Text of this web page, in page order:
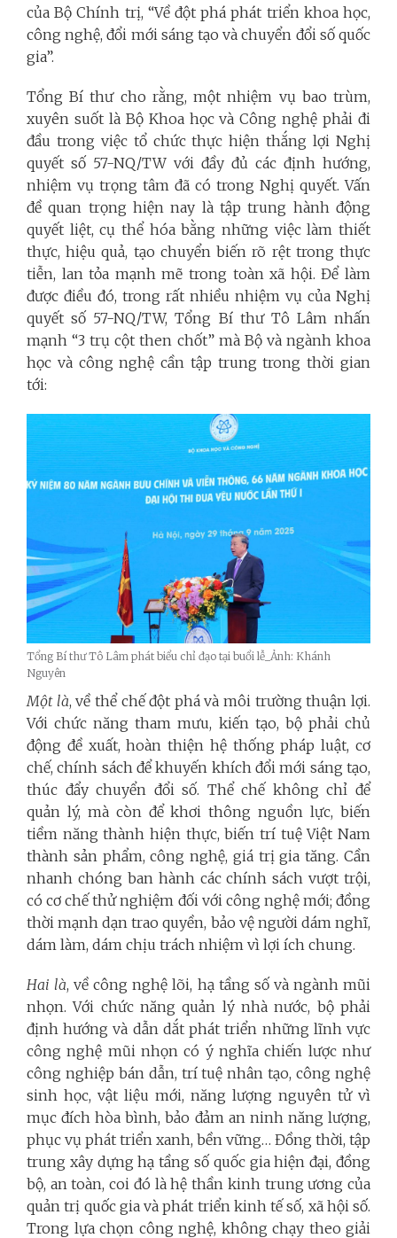
của Bộ Chính trị, “Về đột phá phát triển khoa học,
công nghệ, đổi mới sáng tạo và chuyển đổi số quốc
gia”.
Tổng Bí thư cho rằng, một nhiệm vụ bao trùm,
xuyên suốt là Bộ Khoa học và Công nghệ phải đi
đầu trong việc tổ chức thực hiện thắng lợi Nghị
quyết số 57-NQ/TW với đầy đủ các định hướng,
nhiệm vụ trọng tâm đã có trong Nghị quyết. Vấn
đề quan trọng hiện nay là tập trung hành động
quyết liệt, cụ thể hóa bằng những việc làm thiết
thực, hiệu quả, tạo chuyển biến rõ rệt trong thực
tiễn, lan tỏa mạnh mẽ trong toàn xã hội.Để làm
được điều đó, trong rất nhiều nhiệm vụ của Nghị
quyết số 57-NQ/TW, Tổng Bí thư Tô Lâm nhấn
mạnh “3 trụ cột then chốt” mà Bộ và ngành khoa
học và công nghệ cần tập trung trong thời gian
tới:
Tổng Bí thư Tô Lâm phát biểu chỉ đạo tại buổi lễ_Ảnh: Khánh
Nguyên
Một là, về thể chế đột phá và môi trường thuận lợi.
Với chức năng tham mưu, kiến tạo, bộ phải chủ
động đề xuất, hoàn thiện hệ thống pháp luật, cơ
chế, chính sách để khuyến khích đổi mới sáng tạo,
thúc đẩy chuyển đổi số. Thể chế không chỉ để
quản lý, mà còn để khơi thông nguồn lực, biến
tiềm năng thành hiện thực, biến trí tuệ Việt Nam
thành sản phẩm, công nghệ, giá trị gia tăng. Cần
nhanh chóng ban hành các chính sách vượt trội,
có cơ chế thử nghiệm đối với công nghệ mới; đồng
thời mạnh dạn trao quyền, bảo vệ người dám nghĩ,
dám làm, dám chịu trách nhiệm vì lợi ích chung.
Hai là, về công nghệ lõi, hạ tầng số và ngành mũi
nhọn. Với chức năng quản lý nhà nước, bộ phải
định hướng và dẫn dắt phát triển những lĩnh vực
công nghệ mũi nhọn có ý nghĩa chiến lược như
công nghiệp bán dẫn, trí tuệ nhân tạo, công nghệ
sinh học, vật liệu mới, năng lượng nguyên tử vì
mục đích hòa bình, bảo đảm an ninh năng lượng,
phục vụ phát triển xanh, bền vững… Đồng thời, tập
trung xây dựng hạ tầng số quốc gia hiện đại, đồng
bộ, an toàn, coi đó là hệ thần kinh trung ương của
quản trị quốc gia và phát triển kinh tế số, xã hội số.
Trong lựa chọn công nghệ, không chạy theo giải